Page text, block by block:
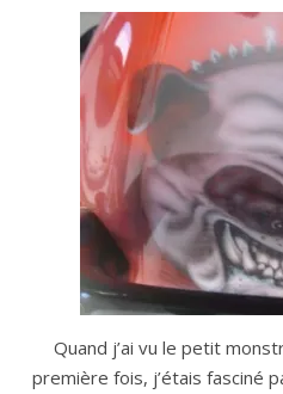
Quand j’ai vu le petit
première fois, j’étais fasciné